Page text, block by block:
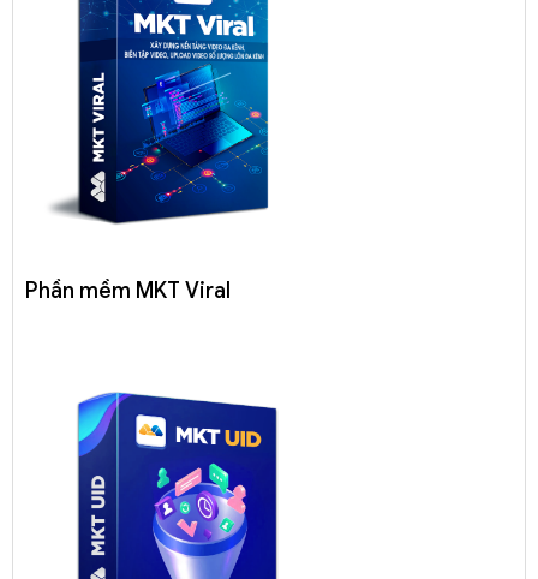
Phần mềm MKT Viral